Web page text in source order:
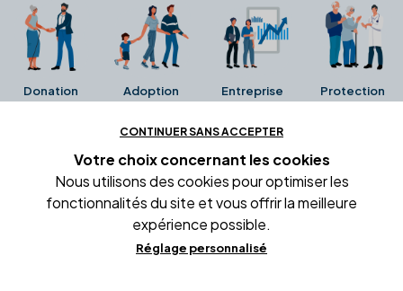
Donation Adoption Entreprise Protection
Ces avis proviennent directement de la fiche Google
Business de l'office notarial. Ils n'ont ni été collectés ni
été vérifiés par Alexia.fr.
Conditions générales d'utilisation
CONTINUER SANS ACCEPTER
Votre choix concernant les cookies
Nous utilisons des cookies pour optimiser les
fonctionnalités du site et vous offrir la meilleure
expérience possible.
Réglage personnalisé